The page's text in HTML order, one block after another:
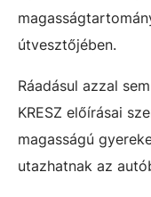
útvesztőjében.
Ráadásul azzal
KRESZ előírásai
magasságú
utazhatnak az